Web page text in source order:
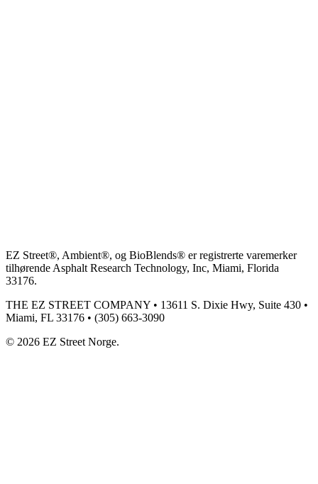
EZ Street®, Ambient®, og BioBlends® er registrerte varemerker
tilhørende Asphalt Research Technology, Inc, Miami, Florida
33176.
THE EZ STREET COMPANY • 13611 S. Dixie Hwy, Suite 430 •
Miami, FL 33176 • (305) 663-3090
© 2026 EZ Street Norge.